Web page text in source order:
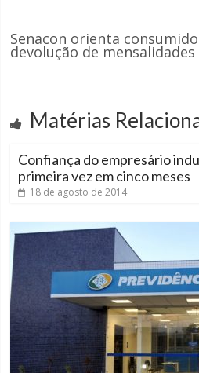
Senacon orienta
devolução de mensalidades
Matérias
Confiança do empresário
primeira vez em cinco meses
18 de agosto de 2014